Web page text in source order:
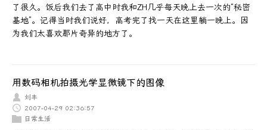
了很久。饭后我们去了高中时我和ZH几乎每天晚上去一次的“秘密
基地”。记得当时我们说好，高考完了找一天在这里躺一晚上。因
为我们太喜欢那片奇异的地方了。
用数码相机拍摄光学显微镜下的图像
刘丰
2007-04-29 02:36:57
日常生活